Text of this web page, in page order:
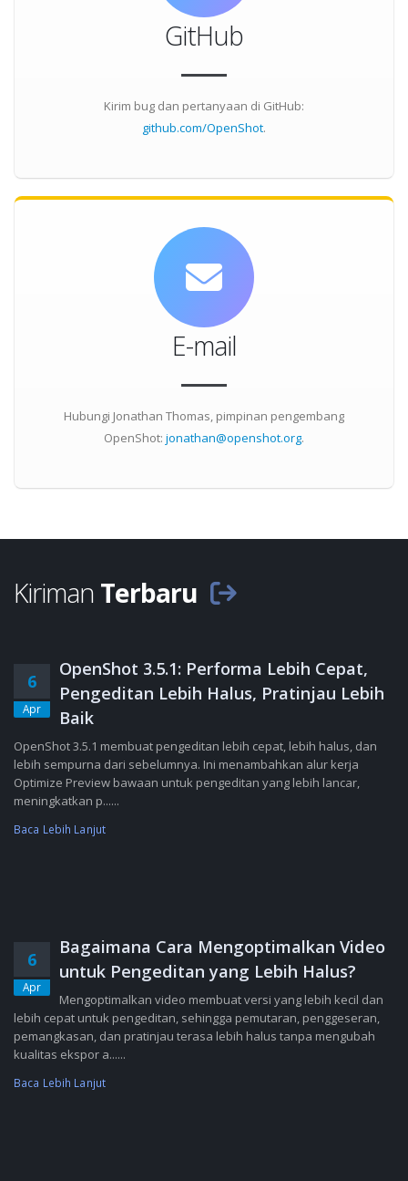
GitHub
Kirim bug dan pertanyaan di GitHub:
github.com/OpenShot.
E-mail
Hubungi Jonathan Thomas, pimpinan pengembang
OpenShot: jonathan@openshot.org.
Kiriman Terbaru
6
Apr
OpenShot 3.5.1: Performa Lebih Cepat,
Pengeditan Lebih Halus, Pratinjau Lebih
Baik
OpenShot 3.5.1 membuat pengeditan lebih cepat, lebih halus, dan
lebih sempurna dari sebelumnya. Ini menambahkan alur kerja
Optimize Preview bawaan untuk pengeditan yang lebih lancar,
meningkatkan p......
Baca Lebih Lanjut
6
Apr
Bagaimana Cara Mengoptimalkan Video
untuk Pengeditan yang Lebih Halus?
Mengoptimalkan video membuat versi yang lebih kecil dan
lebih cepat untuk pengeditan, sehingga pemutaran, penggeseran,
pemangkasan, dan pratinjau terasa lebih halus tanpa mengubah
kualitas ekspor a......
Baca Lebih Lanjut